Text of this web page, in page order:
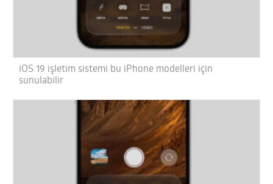
iOS 19 işletim sistemi bu iPhone modelleri için
sunulabilir